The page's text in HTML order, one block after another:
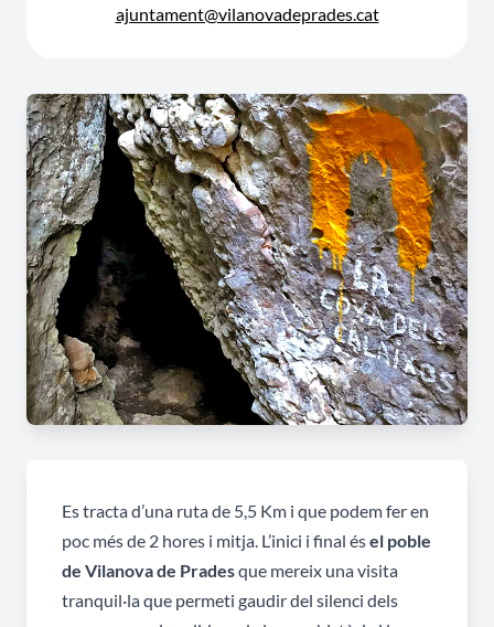
ajuntament@vilanovadeprades.cat
Es tracta d’una ruta de 5,5 Km i que podem fer en
poc més de 2 hores i mitja. L’inici i final ésel poble
de Vilanova de Pradesque mereix una visita
tranquil·la que permeti gaudir del silenci dels